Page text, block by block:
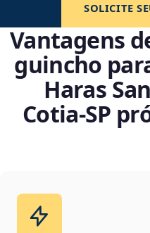
SOLICITE
Vantagens
guincho
Haras
Cotia‑SP